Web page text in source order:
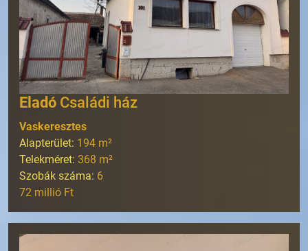
Eladó Családi ház
Vaskeresztes
Alapterület: 194 m²
Telekméret: 368 m²
Szobák száma: 6
72 millió Ft